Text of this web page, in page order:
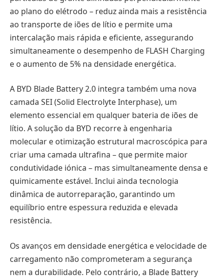
ao plano do elétrodo – reduz ainda mais a resistência
ao transporte de iões de lítio e permite uma
intercalação mais rápida e eficiente, assegurando
simultaneamente o desempenho de FLASH Charging
e o aumento de 5% na densidade energética.
A BYD Blade Battery 2.0 integra também uma nova
camada SEI (Solid Electrolyte Interphase), um
elemento essencial em qualquer bateria de iões de
lítio. A solução da BYD recorre à engenharia
molecular e otimização estrutural macroscópica para
criar uma camada ultrafina – que permite maior
condutividade iónica – mas simultaneamente densa e
quimicamente estável. Inclui ainda tecnologia
dinâmica de autorreparação, garantindo um
equilíbrio entre espessura reduzida e elevada
resistência.
Os avanços em densidade energética e velocidade de
carregamento não comprometeram a segurança
nem a durabilidade. Pelo contrário, a Blade Battery